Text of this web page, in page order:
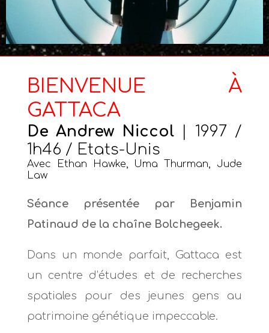
BIENVENUE À
GATTACA
De Andrew Niccol| 1997 /
1h46 / Etats-Unis
Avec Ethan Hawke, Uma Thurman, Jude
Law
Séance présentée par Benjamin
Patinaud de la chaîne Bolchegeek.
Dans un monde parfait, Gattaca est
un centre d’études et de recherches
spatiales pour des jeunes gens au
patrimoine génétique impeccable.